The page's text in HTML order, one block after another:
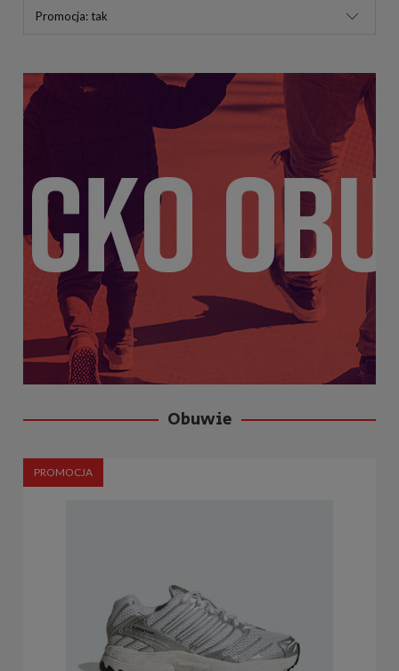
Promocja: tak
Obuwie
PROMOCJA